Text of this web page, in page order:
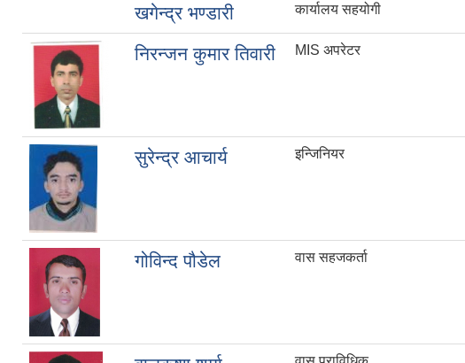
खगेन्द्र भण्डारी कार्यालय सहयोगी
निरन्जन कुमार तिवारी MIS अपरेटर
सुरेन्द्र आचार्य इन्जिनियर
गोविन्द पौडेल वास सहजकर्ता